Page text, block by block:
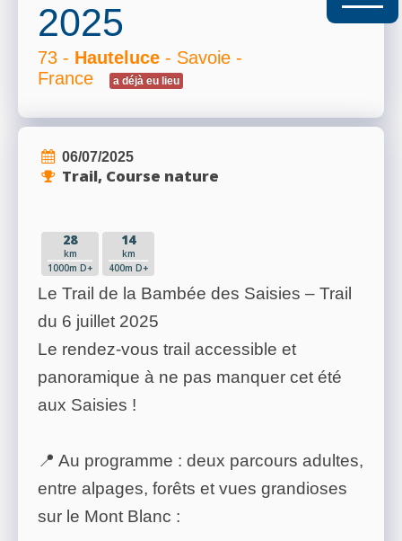
2025
73 - Hauteluce - Savoie -
France
a déjà eu lieu
06/07/2025
Trail, Course nature
28
km
1000m D+
14
km
400m D+
Le Trail de la Bambée des Saisies – Trail
du 6 juillet 2025
Le rendez-vous trail accessible et
panoramique à ne pas manquer cet été
aux Saisies !
📍 Au programme : deux parcours adultes,
entre alpages, forêts et vues grandioses
sur le Mont Blanc :